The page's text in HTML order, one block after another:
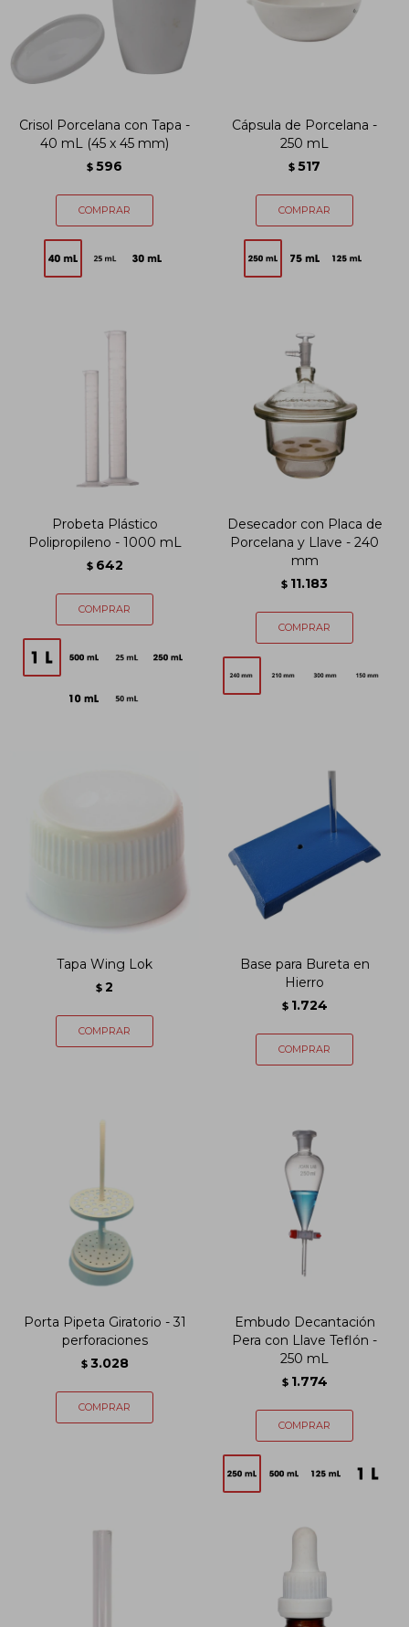
Crisol Porcelana con Tapa -
40 mL (45 x 45 mm)
$ 596
Cápsula de Porcelana -
250 mL
$ 517
Probeta Plástico
Polipropileno - 1000 mL
$ 642
Desecador con Placa de
Porcelana y Llave - 240
mm
$ 11.183
Tapa Wing Lok
$ 2
Base para Bureta en
Hierro
$ 1.724
Porta Pipeta Giratorio - 31
perforaciones
$ 3.028
Embudo Decantación
Pera con Llave Teflón -
250 mL
$ 1.774